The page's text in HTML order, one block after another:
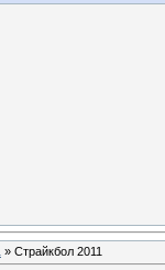
» Страйкбол 2011